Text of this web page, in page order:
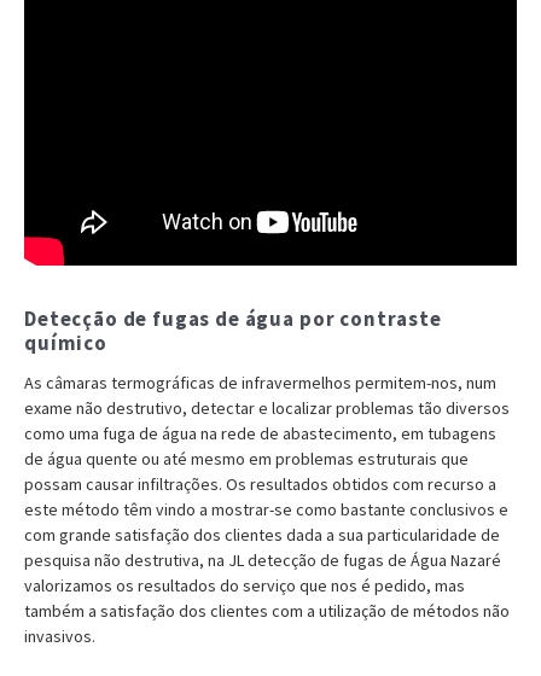
Detecção de fugas de água por contraste
químico
As câmaras termográficas de infravermelhos permitem-nos, num
exame não destrutivo, detectar e localizar problemas tão diversos
como uma fuga de água na rede de abastecimento, em tubagens
de água quente ou até mesmo em problemas estruturais que
possam causar infiltrações. Os resultados obtidos com recurso a
este método têm vindo a mostrar-se como bastante conclusivos e
com grande satisfação dos clientes dada a sua particularidade de
pesquisa não destrutiva, na JL detecção de fugas de Água Nazaré
valorizamos os resultados do serviço que nos é pedido, mas
também a satisfação dos clientes com a utilização de métodos não
invasivos.